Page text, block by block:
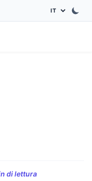
di lettura